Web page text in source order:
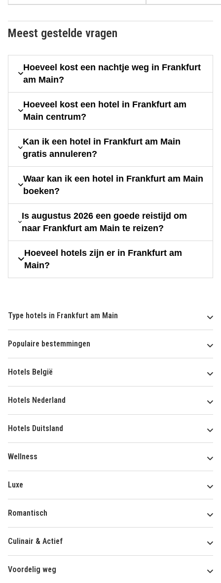
Meest gestelde vragen
Hoeveel kost een nachtje weg in Frankfurt
am Main?
Hoeveel kost een hotel in Frankfurt am
Main centrum?
Kan ik een hotel in Frankfurt am Main
gratis annuleren?
Waar kan ik een hotel in Frankfurt am Main
boeken?
Is augustus 2026 een goede reistijd om
naar Frankfurt am Main te reizen?
Hoeveel hotels zijn er in Frankfurt am
Main?
Type hotels in Frankfurt am Main
Populaire bestemmingen
Hotels België
Hotels Nederland
Hotels Duitsland
Wellness
Luxe
Romantisch
Culinair & Actief
Voordelig weg